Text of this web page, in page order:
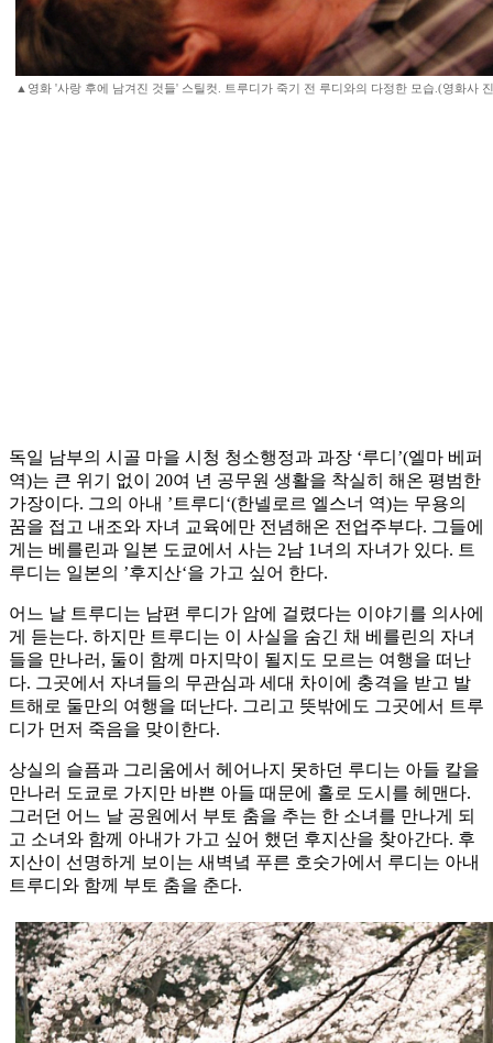
▲영화 '사랑 후에 남겨진 것들' 스틸컷. 트루디가 죽기 전 루디와의 다정한 모습.(영화사
독일 남부의 시골 마을 시청 청소행정과 과장 ‘루디’(엘마 베퍼
역)는 큰 위기 없이 20여 년 공무원 생활을 착실히 해온 평범한
가장이다. 그의 아내 ’트루디‘(한넬로르 엘스너 역)는 무용의
꿈을 접고 내조와 자녀 교육에만 전념해온 전업주부다. 그들에
게는 베를린과 일본 도쿄에서 사는 2남 1녀의 자녀가 있다. 트
루디는 일본의 ’후지산‘을 가고 싶어 한다.
어느 날 트루디는 남편 루디가 암에 걸렸다는 이야기를 의사에
게 듣는다. 하지만 트루디는 이 사실을 숨긴 채 베를린의 자녀
들을 만나러, 둘이 함께 마지막이 될지도 모르는 여행을 떠난
다. 그곳에서 자녀들의 무관심과 세대 차이에 충격을 받고 발
트해로 둘만의 여행을 떠난다. 그리고 뜻밖에도 그곳에서 트루
디가 먼저 죽음을 맞이한다.
상실의 슬픔과 그리움에서 헤어나지 못하던 루디는 아들 칼을
만나러 도쿄로 가지만 바쁜 아들 때문에 홀로 도시를 헤맨다.
그러던 어느 날 공원에서 부토 춤을 추는 한 소녀를 만나게 되
고 소녀와 함께 아내가 가고 싶어 했던 후지산을 찾아간다. 후
지산이 선명하게 보이는 새벽녘 푸른 호숫가에서 루디는 아내
트루디와 함께 부토 춤을 춘다.